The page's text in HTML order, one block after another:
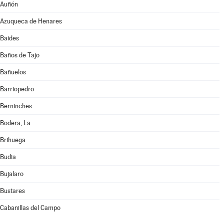
Auñón
Azuqueca de Henares
Baides
Baños de Tajo
Bañuelos
Barriopedro
Berninches
Bodera, La
Brihuega
Budia
Bujalaro
Bustares
Cabanillas del Campo